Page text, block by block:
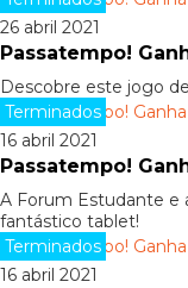
26 abril 2021
Passatempo!
Descobre este jogo
Terminados
16 abril 2021
Passatempo!
A Forum Estudante e
fantástico tablet!
Terminados
16 abril 2021